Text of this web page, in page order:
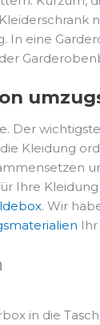
eine
Der
Kleidung
Ihre
. Wir
in die